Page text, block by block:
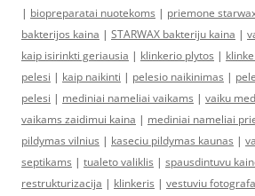
| biopreparatai nuotekoms | priemone
bakterijos kaina | STARWAX bakteriju kaina |
kaip isirinkti geriausia | klinkerio plytos |
pelesi | kaip naikinti | pelesio naikinimas |
pelesi | mediniai nameliai vaikams | vaiku
vaikams zaidimui kaina | mediniai nameliai
pildymas vilnius | kaseciu pildymas kaunas |
septikams | tualeto valiklis | spausdintuvu
restrukturizacija | klinkeris | vestuviu